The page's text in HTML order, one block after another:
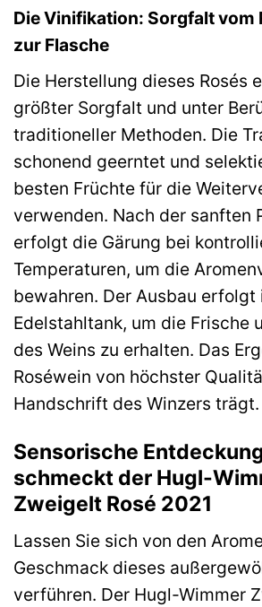
Die Vinifikation: Sorgfalt vom
zur Flasche
Die Herstellung dieses Rosés
größter Sorgfalt und unter
traditioneller Methoden. Die
schonend geerntet und
besten Früchte für die
verwenden. Nach der sanften
erfolgt die Gärung bei
Temperaturen, um die
bewahren. Der Ausbau erfolgt
Edelstahltank, um die Frische
des Weins zu erhalten. Das
Roséwein von höchster
Handschrift des Winzers trägt.
Sensorische
schmeckt der Hugl-
Zweigelt Rosé 2021
Lassen Sie sich von den
Geschmack dieses
verführen. Der Hugl-Wimmer